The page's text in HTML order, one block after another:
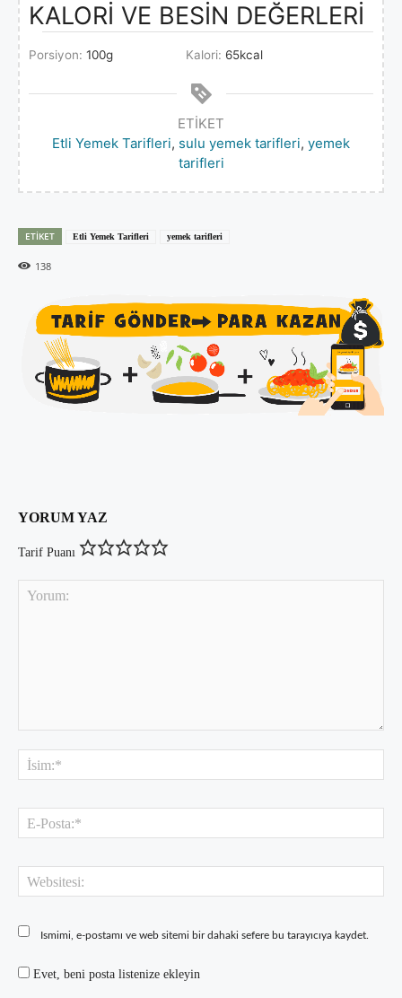
KALORİ VE BESİN DEĞERLERİ
Porsiyon: 100g Kalori: 65kcal
ETIKET
Etli Yemek Tarifleri, sulu yemek tarifleri, yemek
tarifleri
ETIKET Etli Yemek Tarifleri yemek tarifleri
138
YORUM YAZ
Tarif Puanı
Ismimi, e-postamı ve web sitemi bir dahaki sefere bu tarayıcıya kaydet.
Evet, beni posta listenize ekleyin